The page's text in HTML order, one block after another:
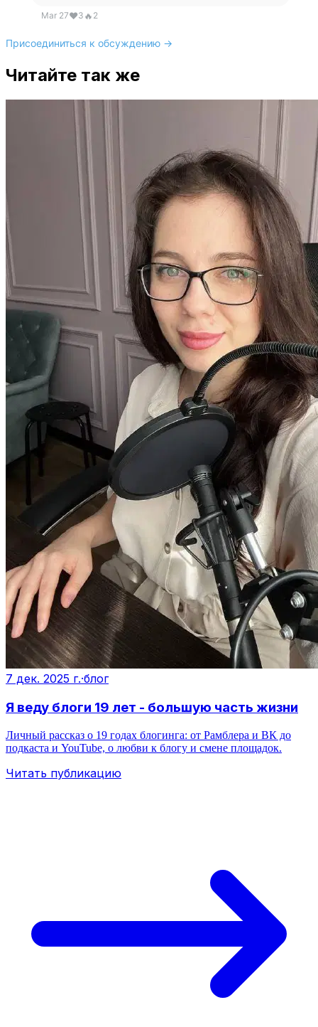
Mar 27❤3 🔥 2
Присоединиться к обсуждению →
Читайте так же
7 дек. 2025 г.·блог
Я веду блоги 19 лет - большую часть жизни
Личный рассказ о 19 годах блогинга: от Рамблера и ВК до
подкаста и YouTube, о любви к блогу и смене площадок.
Читать публикацию